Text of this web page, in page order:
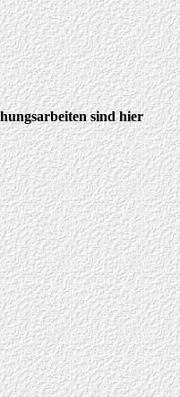
sind hier